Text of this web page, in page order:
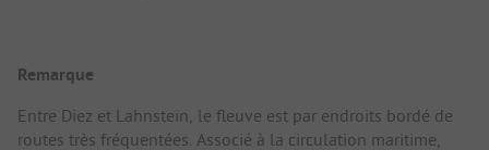
Remarque
Entre Diez et Lahnstein, le fleuve est par endroits bordé de
routes très fréquentées. Associé à la circulation maritime,